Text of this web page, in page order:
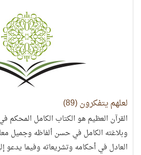
لعلهم يتفكرون (89)
القرآن العظيم هو الكتاب الكامل المحكم
وبلاغته الكامل في حسن ألفاظه وجميل
العادل في أحكامه وتشريعاته وفيما يدعو